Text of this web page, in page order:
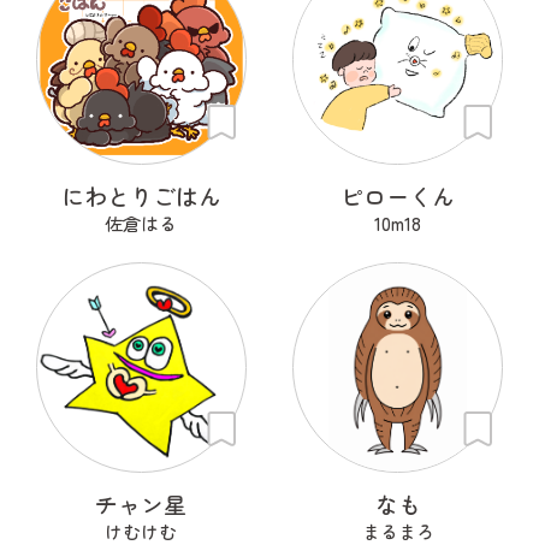
にわとりごはん
佐倉はる
ピローくん
10m18
チャン星
けむけむ
なも
まるまろ